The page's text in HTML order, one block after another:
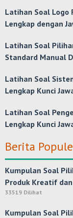
Latihan Soal Logo
Lengkap dengan
Latihan Soal
Standard Manual
Latihan Soal
Lengkap Kunci
Latihan Soal
Lengkap Kunci
Berita
Kumpulan Soal
Produk Kreatif
33519 Dilihat
Kumpulan Soal